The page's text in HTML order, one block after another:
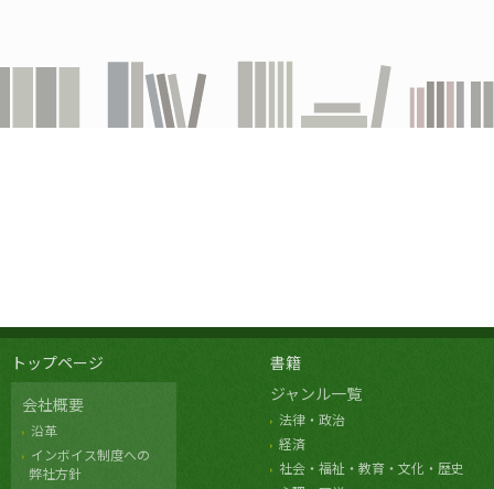
トップページ
会社概要
沿革
インボイス制度への
弊社方針
書籍
ジャンル一覧
法律・政治
経済
社会・福祉・教育・文化・歴史